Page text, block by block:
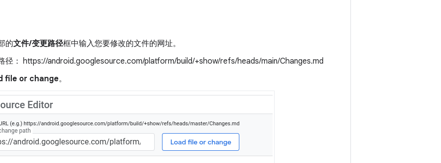
的文件/变更路径框中输入您要修改的文件的网址。
径： https://android.googlesource.com/platform/build/+show/refs/heads/main/Changes.md
file or change。